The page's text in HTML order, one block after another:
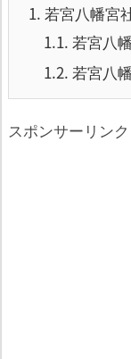
1. 若宮八幡宮
1.1. 若宮八
1.2. 若宮八
スポンサーリンク